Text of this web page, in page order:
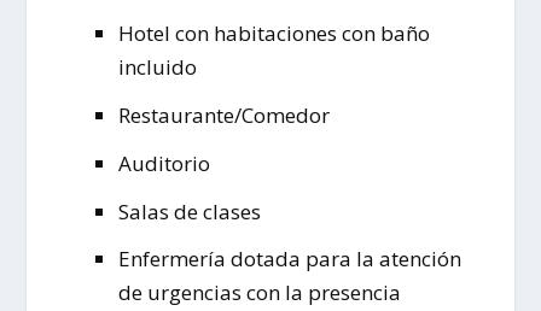
Hotel con habitaciones con baño
incluido
Restaurante/Comedor
Auditorio
Salas de clases
Enfermería dotada para la atención
de urgencias con la presencia